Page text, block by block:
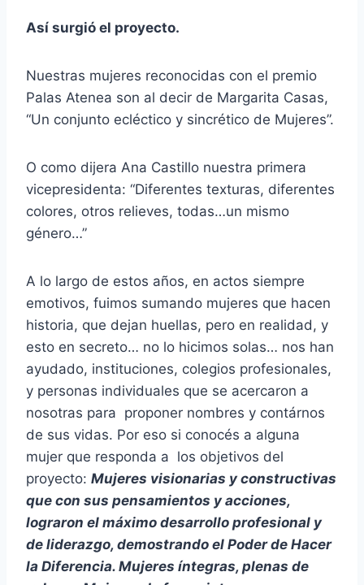
Así surgió el proyecto.
Nuestras mujeres reconocidas con el premio
Palas Atenea son al decir de Margarita Casas,
“Un conjunto ecléctico y sincrético de Mujeres”.
O como dijera Ana Castillo nuestra primera
vicepresidenta: “Diferentes texturas, diferentes
colores, otros relieves, todas…un mismo
género…”
A lo largo de estos años, en actos siempre
emotivos, fuimos sumando mujeres que hacen
historia, que dejan huellas, pero en realidad, y
esto en secreto… no lo hicimos solas… nos han
ayudado, instituciones, colegios profesionales,
y personas individuales que se acercaron a
nosotras para proponer nombres y contárnos
de sus vidas. Por eso si conocés a alguna
mujer que responda a los objetivos del
proyecto: Mujeres visionarias y constructivas
que con sus pensamientos y acciones,
lograron el máximo desarrollo profesional y
de liderazgo, demostrando el Poder de Hacer
la Diferencia. Mujeres íntegras, plenas de